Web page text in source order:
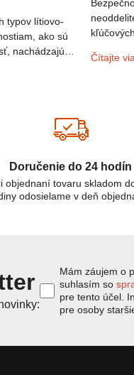
typov lítiovo-
ako sú
nachádzajú
ich delenia,
sú oxid
Čítajte
Doručenie do 24 hodín
objednaní tovaru skladom
odosielame v deň
Mám záujem o
suhlasím so
pre tento účel.
pre osoby